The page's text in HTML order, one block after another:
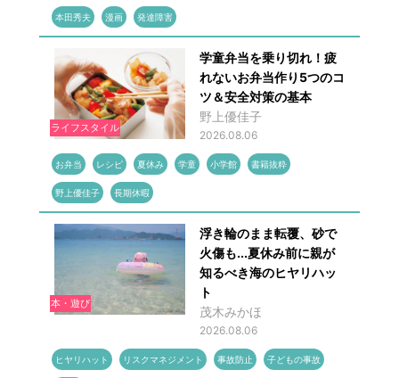
本田秀夫 漫画 発達障害
ライフスタイル
学童弁当を乗り切れ！疲
れないお弁当作り5つのコ
ツ＆安全対策の基本
野上優佳子
2026.08.06
お弁当 レシピ 夏休み 学童 小学館 書籍抜粋
野上優佳子 長期休暇
本・遊び
浮き輪のまま転覆、砂で
火傷も...夏休み前に親が
知るべき海のヒヤリハッ
ト
茂木みかほ
2026.08.06
ヒヤリハット リスクマネジメント 事故防止 子どもの事故